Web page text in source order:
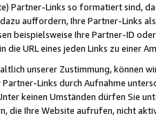
Partner-Links so formatiert sind,
auffordern, Ihre Partner-Links
beispielsweise Ihre Partner-ID
die URL eines jeden Links zu einer
unserer Zustimmung, können
Partner-Links durch Aufnahme
keinen Umständen dürfen Sie
die Ihre Website aufrufen, nicht